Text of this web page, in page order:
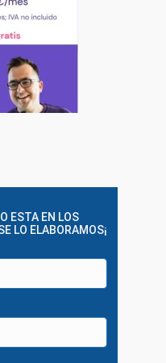
ESTA EN LOS
LO ELABORAMOS¡